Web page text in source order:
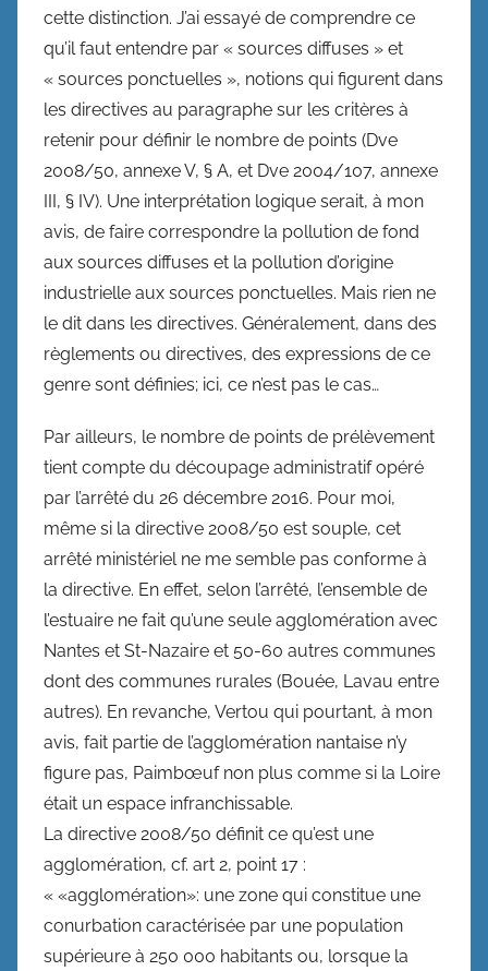
cette distinction. J’ai essayé de comprendre ce
qu’il faut entendre par « sources diffuses » et
« sources ponctuelles », notions qui figurent dans
les directives au paragraphe sur les critères à
retenir pour définir le nombre de points (Dve
2008/50, annexe V, § A, et Dve 2004/107, annexe
III, § IV). Une interprétation logique serait, à mon
avis, de faire correspondre la pollution de fond
aux sources diffuses et la pollution d’origine
industrielle aux sources ponctuelles. Mais rien ne
le dit dans les directives. Généralement, dans des
règlements ou directives, des expressions de ce
genre sont définies; ici, ce n’est pas le cas…
Par ailleurs, le nombre de points de prélèvement
tient compte du découpage administratif opéré
par l’arrêté du 26 décembre 2016. Pour moi,
même si la directive 2008/50 est souple, cet
arrêté ministériel ne me semble pas conforme à
la directive. En effet, selon l’arrêté, l’ensemble de
l’estuaire ne fait qu’une seule agglomération avec
Nantes et St-Nazaire et 50-60 autres communes
dont des communes rurales (Bouée, Lavau entre
autres). En revanche, Vertou qui pourtant, à mon
avis, fait partie de l’agglomération nantaise n’y
figure pas, Paimbœuf non plus comme si la Loire
était un espace infranchissable.
La directive 2008/50 définit ce qu’est une
agglomération, cf. art 2, point 17 :
« «agglomération»: une zone qui constitue une
conurbation caractérisée par une population
supérieure à 250 000 habitants ou, lorsque la